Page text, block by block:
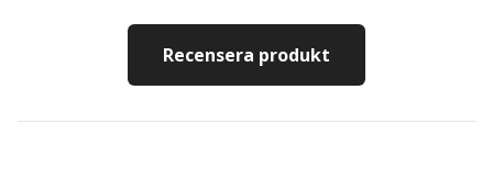
Recensera produkt